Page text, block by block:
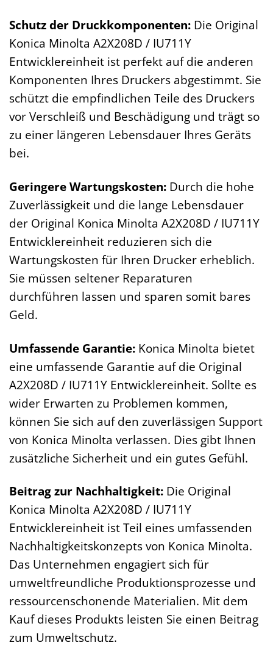
Schutz der Druckkomponenten: Die Original
Konica Minolta A2X208D / IU711Y
Entwicklereinheit ist perfekt auf die anderen
Komponenten Ihres Druckers abgestimmt. Sie
schützt die empfindlichen Teile des Druckers
vor Verschleiß und Beschädigung und trägt so
zu einer längeren Lebensdauer Ihres Geräts
bei.
Geringere Wartungskosten: Durch die hohe
Zuverlässigkeit und die lange Lebensdauer
der Original Konica Minolta A2X208D / IU711Y
Entwicklereinheit reduzieren sich die
Wartungskosten für Ihren Drucker erheblich.
Sie müssen seltener Reparaturen
durchführen lassen und sparen somit bares
Geld.
Umfassende Garantie: Konica Minolta bietet
eine umfassende Garantie auf die Original
A2X208D / IU711Y Entwicklereinheit. Sollte es
wider Erwarten zu Problemen kommen,
können Sie sich auf den zuverlässigen Support
von Konica Minolta verlassen. Dies gibt Ihnen
zusätzliche Sicherheit und ein gutes Gefühl.
Beitrag zur Nachhaltigkeit: Die Original
Konica Minolta A2X208D / IU711Y
Entwicklereinheit ist Teil eines umfassenden
Nachhaltigkeitskonzepts von Konica Minolta.
Das Unternehmen engagiert sich für
umweltfreundliche Produktionsprozesse und
ressourcenschonende Materialien. Mit dem
Kauf dieses Produkts leisten Sie einen Beitrag
zum Umweltschutz.